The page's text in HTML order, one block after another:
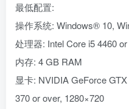
最低配置:
操作系统: Windows® 10,
处理器: Intel Core i5 4460
内存: 4 GB RAM
显卡: NVIDIA GeForce
370 or over, 1280×720